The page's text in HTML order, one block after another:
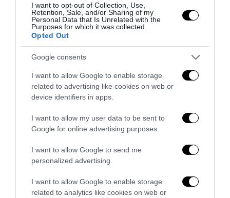
I want to opt-out of Collection, Use,
Retention, Sale, and/or Sharing of my
Personal Data that Is Unrelated with the
Purposes for which it was collected.
Opted Out
Google consents
I want to allow Google to enable storage
related to advertising like cookies on web or
device identifiers in apps.
I want to allow my user data to be sent to
Google for online advertising purposes.
I want to allow Google to send me
personalized advertising.
I want to allow Google to enable storage
related to analytics like cookies on web or
Remigrazione, il Copasir riconosce all’antifascismo il
veto del disordine